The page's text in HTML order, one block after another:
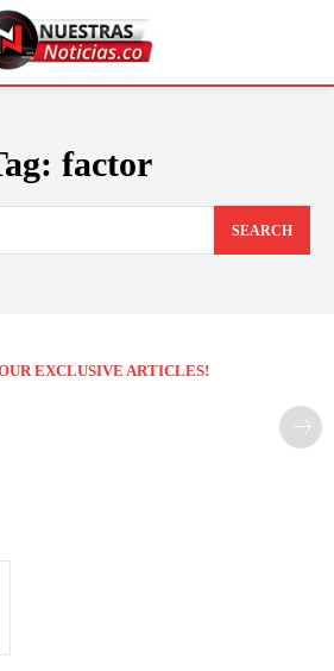
factor
SEARCH
EXCLUSIVE ARTICLES!